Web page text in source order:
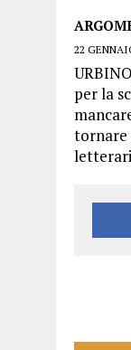
22
per la
tornare